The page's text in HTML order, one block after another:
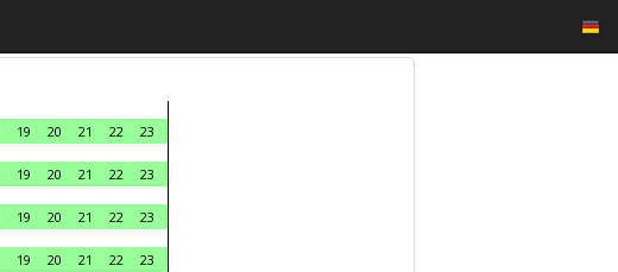
19 20 21 22
23
19 20 21 22
23
19 20 21 22
23
19 20 21 22
23